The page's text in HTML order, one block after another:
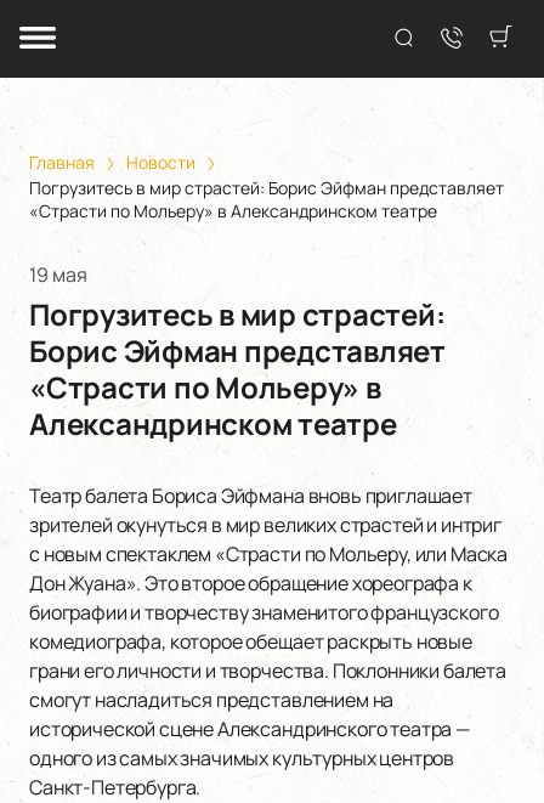
Главная
Новости
Погрузитесь в мир страстей: Борис Эйфман представляет
«Страсти по Мольеру» в Александринском театре
19 мая
Погрузитесь в мир страстей:
Борис Эйфман представляет
«Страсти по Мольеру» в
Александринском театре
Театр балета Бориса Эйфмана вновь приглашает
зрителей окунуться в мир великих страстей и интриг
с новым спектаклем «Страсти по Мольеру, или Маска
Дон Жуана». Это второе обращение хореографа к
биографии и творчеству знаменитого французского
комедиографа, которое обещает раскрыть новые
грани его личности и творчества. Поклонники балета
смогут насладиться представлением на
исторической сцене Александринского театра —
одного из самых значимых культурных центров
Санкт-Петербурга.